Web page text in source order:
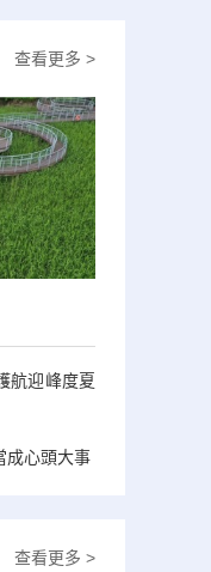
查看更多 >
航迎峰度夏
成心頭大事
查看更多 >